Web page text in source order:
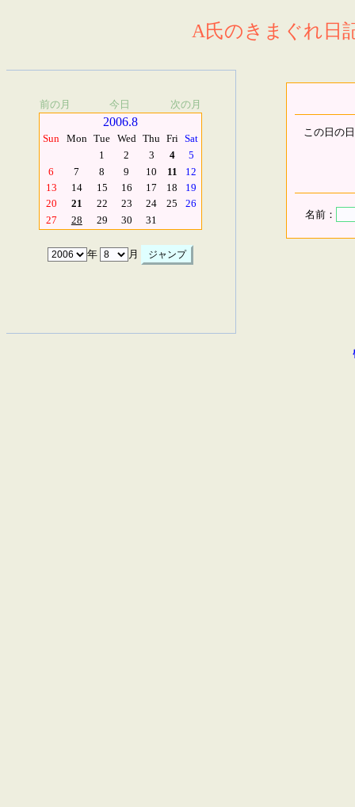
A氏のきまぐれ日
前の月 今日 次の月
2006.8
Sun Mon Tue Wed Thu Fri Sat
1
2 3 4
5
6
7 8 9 10 11
12
13
14 15 16 17 18
19
20
21 22 23 24 25
26
27
28 29 30 31
年 月
この日の
名前：